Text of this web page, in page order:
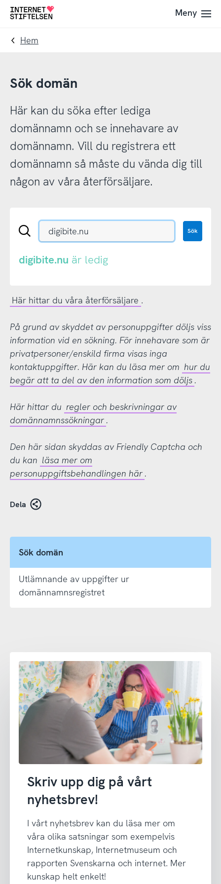
Till
navigering
Till
innehåll
Till
Meny
Hem
Sök domän
Här kan du söka efter lediga
domännamn och se innehavare av
domännamn. Vill du registrera ett
domännamn så måste du vända dig till
någon av våra återförsäljare.
Sök
eller
Sök
digibite.nu är ledig
Här hittar du våra återförsäljare .
På grund av skyddet av personuppgifter döljs viss
information vid en sökning. För innehavare som är
privatpersoner/enskild firma visas inga
kontaktuppgifter. Här kan du läsa mer om hur du
begär att ta del av den information som döljs .
Här hittar du regler och beskrivningar av
domännamnssökningar .
Den här sidan skyddas av Friendly Captcha och
du kan läsa mer om
personuppgiftsbehandlingen här .
Dela
Sök domän
Utlämnande av uppgifter ur
domännamnsregistret
Skriv upp dig på vårt
nyhetsbrev!
I vårt nyhetsbrev kan du läsa mer om
våra olika satsningar som exempelvis
Internetkunskap, Internetmuseum och
rapporten Svenskarna och internet. Mer
kunskap helt enkelt!